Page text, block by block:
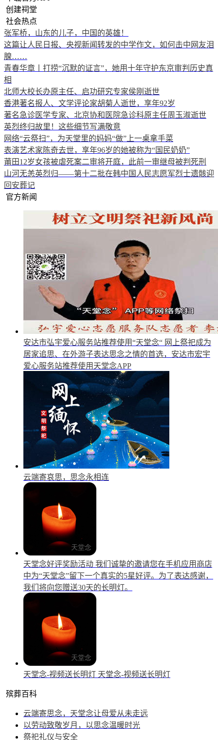
创建祠堂
社会热点
张军桥，山东的儿子，中国的英雄！
这篇让人民日报、央视新闻转发的中学作文，如何击中网友泪
腺……
青春华章丨打捞“沉默的证言”，她用十年守护东京审判历史真
相
北师大校长办原主任、启功研究专家侯刚逝世
香港著名报人、文学评论家胡菊人逝世，享年92岁
著名急诊医学专家、北京协和医院急诊科原主任周玉淑逝世
英烈终归故里！这些细节写满敬意
网络“云祭扫”，为天堂里的妈妈“做”上一桌拿手菜
表演艺术家陈奇去世，享年96岁的她被称为“国民奶奶”
莆田12岁女孩被虐死案二审将开庭，此前一审继母被判死刑
山河无恙英烈归——第十二批在韩中国人民志愿军烈士遗骸迎
回安葬记
官方新闻
安达市弘宇爱心服务站推荐使用“天堂念“ 网上祭祀成为
居家追思、在外游子表达思念之情的首选，安达市宏宇
爱心服务站推荐使用天堂念APP
云端寄哀思，思念永相连
天堂念好评奖励活动 我们诚挚的邀请您在手机应用商店
中为“天堂念”留下一个真实的5星好评。为了表达感谢，
我们将向您赠送30天的长明灯。
天堂念-视频送长明灯 天堂念-视频送长明灯
殡葬百科
云端寄思念，天堂念让母爱从未走远
以劳动致敬岁月，以思念温暖时光
祭祀礼仪与安全